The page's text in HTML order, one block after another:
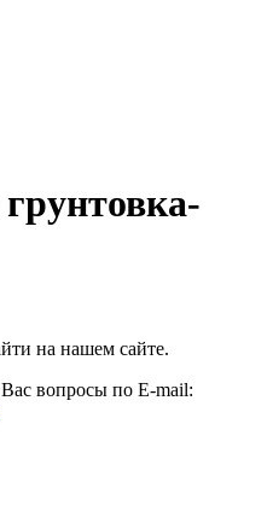
на нашем сайте.
вопросы по E-mail: